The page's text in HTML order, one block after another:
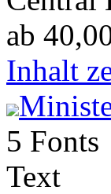
ab
Inhalt
5 Fonts
Text